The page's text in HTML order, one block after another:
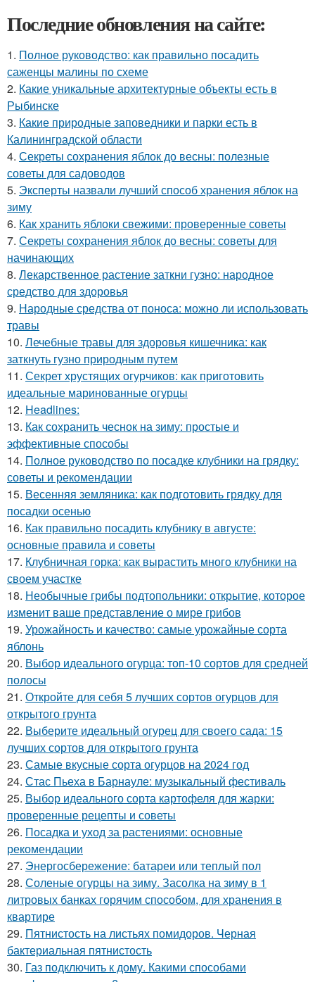
Последние обновления на сайте:
1. Полное руководство: как правильно посадить
саженцы малины по схеме
2. Какие уникальные архитектурные объекты есть в
Рыбинске
3. Какие природные заповедники и парки есть в
Калининградской области
4. Секреты сохранения яблок до весны: полезные
советы для садоводов
5. Эксперты назвали лучший способ хранения яблок на
зиму
6. Как хранить яблоки свежими: проверенные советы
7. Секреты сохранения яблок до весны: советы для
начинающих
8. Лекарственное растение заткни гузно: народное
средство для здоровья
9. Народные средства от поноса: можно ли использовать
травы
10. Лечебные травы для здоровья кишечника: как
заткнуть гузно природным путем
11. Секрет хрустящих огурчиков: как приготовить
идеальные маринованные огурцы
12. Headlines:
13. Как сохранить чеснок на зиму: простые и
эффективные способы
14. Полное руководство по посадке клубники на грядку:
советы и рекомендации
15. Весенняя земляника: как подготовить грядку для
посадки осенью
16. Как правильно посадить клубнику в августе:
основные правила и советы
17. Клубничная горка: как вырастить много клубники на
своем участке
18. Необычные грибы подтопольники: открытие, которое
изменит ваше представление о мире грибов
19. Урожайность и качество: самые урожайные сорта
яблонь
20. Выбор идеального огурца: топ-10 сортов для средней
полосы
21. Откройте для себя 5 лучших сортов огурцов для
открытого грунта
22. Выберите идеальный огурец для своего сада: 15
лучших сортов для открытого грунта
23. Самые вкусные сорта огурцов на 2024 год
24. Стас Пьеха в Барнауле: музыкальный фестиваль
25. Выбор идеального сорта картофеля для жарки:
проверенные рецепты и советы
26. Посадка и уход за растениями: основные
рекомендации
27. Энергосбережение: батареи или теплый пол
28. Соленые огурцы на зиму. Засолка на зиму в 1
литровых банках горячим способом, для хранения в
квартире
29. Пятнистость на листьях помидоров. Черная
бактериальная пятнистость
30. Газ подключить к дому. Какими способами